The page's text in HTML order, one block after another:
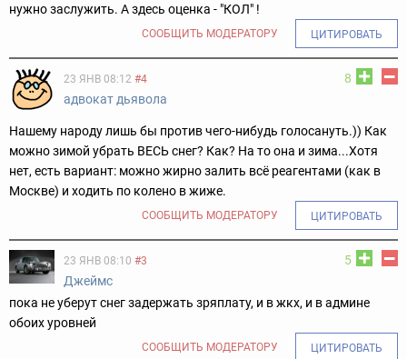
нужно заслужить. А здесь оценка - "КОЛ" !
СООБЩИТЬ МОДЕРАТОРУ ЦИТИРОВАТЬ
8
23 ЯНВ 08:12 #4
адвокат дьявола
Нашему народу лишь бы против чего-нибудь голосануть.)) Как
можно зимой убрать ВЕСЬ снег? Как? На то она и зима...Хотя
нет, есть вариант: можно жирно залить всё реагентами (как в
Москве) и ходить по колено в жиже.
СООБЩИТЬ МОДЕРАТОРУ ЦИТИРОВАТЬ
5
23 ЯНВ 08:10 #3
Джеймс
пока не уберут снег задержать зряплату, и в жкх, и в админе
обоих уровней
СООБЩИТЬ МОДЕРАТОРУ ЦИТИРОВАТЬ